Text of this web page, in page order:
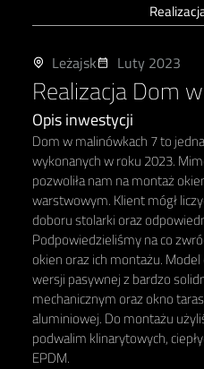
Leżajsk Luty 2023
Realizacja Dom
Opis inwestycji
Dom w malinówkach 7 to
wykonanych w roku 2023.
pozwoliła nam na montaż
warstwowym. Klient mógł
doboru stolarki oraz
Podpowiedzieliśmy na co
okien oraz ich montażu.
wersji pasywnej z bardzo
mechanicznym oraz okno
aluminiowej. Do montażu
podwalim klinarytowych,
EPDM.